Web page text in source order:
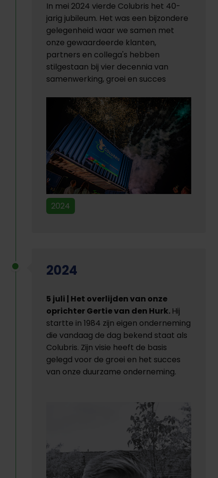
In mei 2024 vierde Colubris het 40-
jarig jubileum. Het was een bijzondere
gelegenheid waar we samen met
onze gewaardeerde klanten,
partners en collega's hebben
stilgestaan bij vier decennia van
samenwerking, groei en succes
2024
2024
5 juli | Het overlijden van onze
oprichter Gertie van den Hurk. Hij
startte in 1984 zijn eigen onderneming
die vandaag de dag bekend staat als
Colubris. Zijn visie heeft de basis
gelegd voor de groei en het succes
van onze duurzame onderneming.